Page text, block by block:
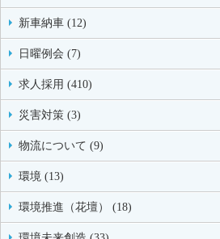
新車納車 (12)
日曜例会 (7)
求人採用 (410)
災害対策 (3)
物流について (9)
環境 (13)
環境推進（花壇） (18)